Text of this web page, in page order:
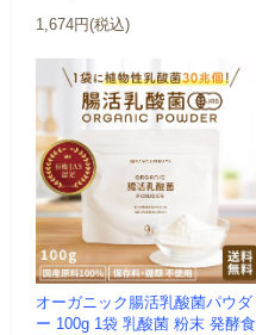
1,674円(税込)
オーガニック腸活乳酸菌パウダ
ー 100g 1袋 乳酸菌 粉末 発酵食